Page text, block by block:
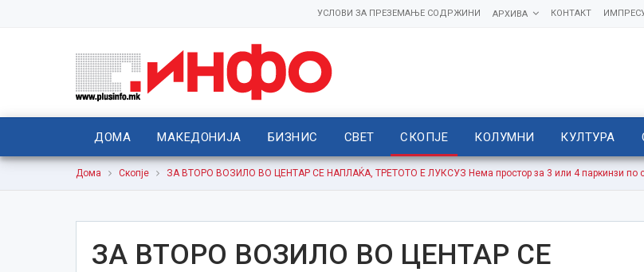
КОНТАКТ
АРХИВА
УСЛОВИ ЗА ПРЕЗЕМАЊЕ СОДРЖИНИ
ДОМА МАКЕДОНИЈА БИЗНИС СВЕТ СКОПЈЕ КОЛУМНИ КУЛТУРА
Дома Скопје ЗА ВТОРО ВОЗИЛО ВО ЦЕНТАР СЕ НАПЛАЌА, ТРЕТОТО Е ЛУКСУЗ Нема простор за 3 или 4 паркинзи по
ЗА ВТОРО ВОЗИЛО ВО ЦЕНТАР СЕ